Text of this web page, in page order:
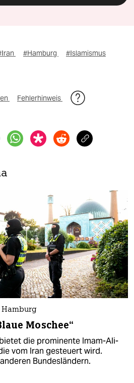
#Hamburg
#Islamismus
Fehlerhinweis
Hamburg
Moschee“
die prominente Imam-Ali-
vom Iran gesteuert wird.
Bundesländern.